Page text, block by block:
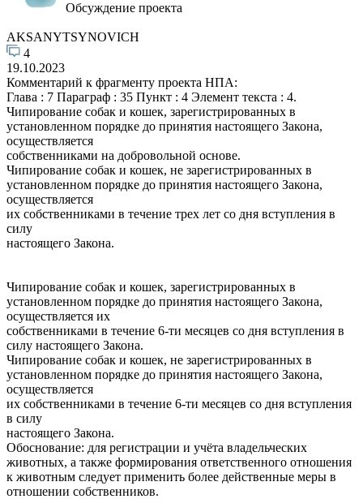
Обсуждение проекта
AKSANYTSYNOVICH
4
19.10.2023
Комментарий к фрагменту проекта НПА:
Глава : 7 Параграф : 35 Пункт : 4 Элемент текста : 4.
Чипирование собак и кошек, зарегистрированных в
установленном порядке до принятия настоящего Закона,
осуществляется
собственниками на добровольной основе.
Чипирование собак и кошек, не зарегистрированных в
установленном порядке до принятия настоящего Закона,
осуществляется
их собственниками в течение трех лет со дня вступления в
силу
настоящего Закона.
Чипирование собак и кошек, зарегистрированных в
установленном порядке до принятия настоящего Закона,
осуществляется их
собственниками в течение 6-ти месяцев со дня вступления в
силу настоящего Закона.
Чипирование собак и кошек, не зарегистрированных в
установленном порядке до принятия настоящего Закона,
осуществляется
их собственниками в течение 6-ти месяцев со дня вступления
в силу
настоящего Закона.
Обоснование: для регистрации и учёта владельческих
животных, а также формирования ответственного отношения
к животным следует применить более действенные меры в
отношении собственников.